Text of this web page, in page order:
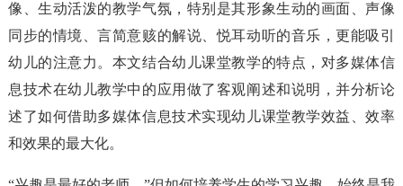
像、生动活泼的教学气氛，特别是其形象生动的画面、声像
同步的情境、言简意赅的解说、悦耳动听的音乐，更能吸引
幼儿的注意力。本文结合幼儿课堂教学的特点，对多媒体信
息技术在幼儿教学中的应用做了客观阐述和说明，并分析论
述了如何借助多媒体信息技术实现幼儿课堂教学效益、效率
和效果的最大化。